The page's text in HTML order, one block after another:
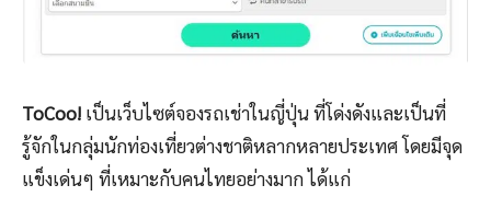
ToCoo! เป็นเว็บไซต์จองรถเช่าในญี่ปุ่น ที่โด่งดังและเป็นที่
รู้จักในกลุ่มนักท่องเที่ยวต่างชาติหลากหลายประเทศ โดยมีจุด
แข็งเด่นๆ ที่เหมาะกับคนไทยอย่างมาก ได้แก่